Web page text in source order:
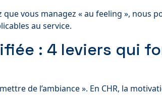
que vous managez « au feeling », nous
au service.
: 4 leviers qui
de l’ambiance ». En CHR, la